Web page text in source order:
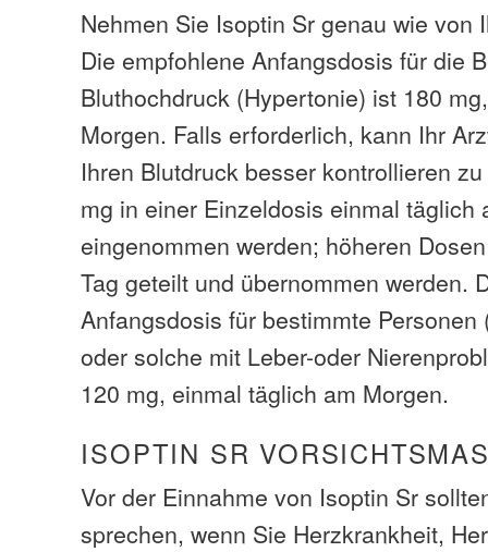
Nehmen Sie Isoptin Sr genau wie von
Die empfohlene Anfangsdosis für die
Bluthochdruck (Hypertonie) ist 180
Morgen. Falls erforderlich, kann Ihr
Ihren Blutdruck besser kontrollieren
mg in einer Einzeldosis einmal täglich
eingenommen werden; höheren
Tag geteilt und übernommen werden.
Anfangsdosis für bestimmte
oder solche mit Leber-oder
120 mg, einmal täglich am Morgen.
ISOPTIN SR
Vor der Einnahme von Isoptin Sr
sprechen, wenn Sie Herzkrankheit,